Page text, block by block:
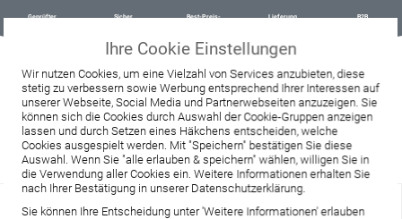
Geprüfter
Sicher
Best-Preis-
Lieferung
B2B
+49 37467 66944
Montag - Freitag:
10:00 - 12:00 Uhr
13:00 - 16:00 Uhr
Samstag:
9:00 - 12:00 Uhr
Lieferzeitanfrage Widerruf
Ihre Cookie Einstellungen
Wir nutzen Cookies, um eine Vielzahl von Services anzubieten, diese
stetig zu verbessern sowie Werbung entsprechend Ihrer Interessen auf
unserer Webseite, Social Media und Partnerwebseiten anzuzeigen. Sie
können sich die Cookies durch Auswahl der Cookie-Gruppen anzeigen
lassen und durch Setzen eines Häkchens entscheiden, welche
Cookies ausgespielt werden. Mit "Speichern" bestätigen Sie diese
Auswahl. Wenn Sie "alle erlauben & speichern" wählen, willigen Sie in
die Verwendung aller Cookies ein. Weitere Informationen erhalten Sie
nach Ihrer Bestätigung in unserer Datenschutzerklärung.
Sie können Ihre Entscheidung unter 'Weitere Informationen' erlauben